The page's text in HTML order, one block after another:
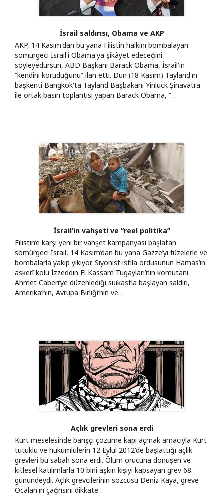
İsrail saldırısı, Obama ve AKP
AKP, 14 Kasım'dan bu yana Filistin halkını bombalayan
sömürgeci İsrail'i Obama'ya şikâyet edeceğini
söyleyedursun, ABD Başkanı Barack Obama, İsrail'in
“kendini koruduğunu” ilan etti. Dün (18 Kasım) Tayland'ın
başkenti Bangkok'ta Tayland Başbakanı Yinluck Şinavatra
ile ortak basın toplantısı yapan Barack Obama, “…
İsrail’in vahşeti ve “reel politika”
Filistin’e karşı yeni bir vahşet kampanyası başlatan
sömürgeci İsrail, 14 Kasım’dan bu yana Gazze’yi füzelerle ve
bombalarla yakıp yıkıyor. Siyonist istila ordusunun Hamas’ın
askerî kolu İzzeddin El Kassam Tugayları’nın komutanı
Ahmet Caberi’ye düzenlediği suikastla başlayan saldırı,
Amerika’nın, Avrupa Birliği’nin ve…
Açlık grevleri sona erdi
Kürt meselesinde barışçı çözüme kapı açmak amacıyla Kürt
tutuklu ve hükümlülerin 12 Eylül 2012'de başlattığı açlık
grevleri bu sabah sona erdi. Ölüm orucuna dönüşen ve
kitlesel katılımlarla 10 bini aşkın kişiyi kapsayan grev 68.
günündeydi. Açlık grevcilerinin sözcüsü Deniz Kaya, greve
Öcalan'ın çağrısını dikkate…